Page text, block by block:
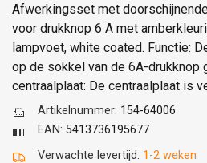
Afwerkingsset met
voor drukknop 6 A met
lampvoet, white coated. Functie:
op de sokkel van de 6A-drukknop
centraalplaat: De centraalplaat is
Verwachte levertijd: 1-2 weken
Artikelnummer: 154-64006
EAN: 5413736195677